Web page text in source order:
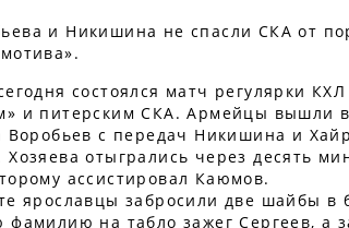
и Никишина не спасли СКА от
состоялся матч регулярки
и питерским СКА. Армейцы вышли
Воробьев с передач Никишина и
отыгрались через десять
ассистировал Каюмов.
ярославцы забросили две шайбы в
фамилию на табло зажег Сергеев, а